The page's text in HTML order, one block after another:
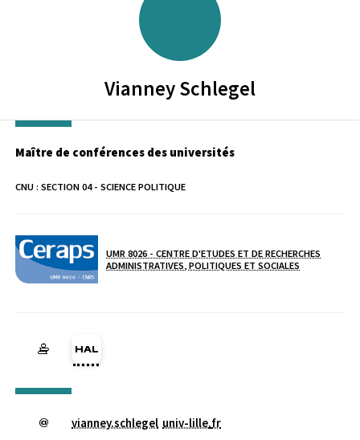
Vianney Schlegel
Maître de conférences des universités
CNU : SECTION 04 - SCIENCE POLITIQUE
Laboratoire / équipe
UMR 8026 - CENTRE D'ETUDES ET DE RECHERCHES
ADMINISTRATIVES, POLITIQUES ET SOCIALES
HAL vianney-schlegel (Ouverture dans une nouvelle fenêtre)
vianney.schlegel univ-lille.fr